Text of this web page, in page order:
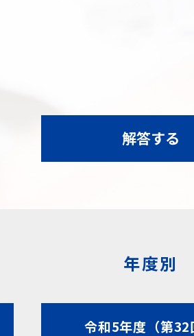
解答する
年度別
令和5年度（第32